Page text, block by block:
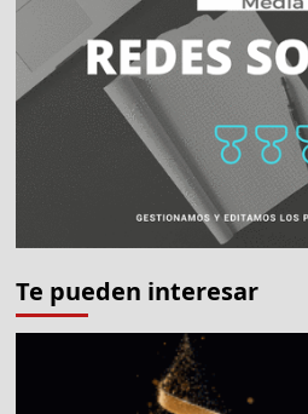
movilizan
por
Ucrania
Te pueden interesar